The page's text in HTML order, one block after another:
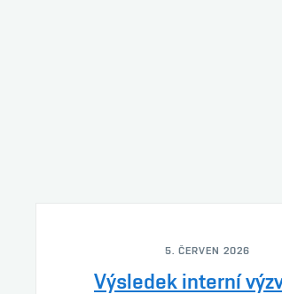
5. ČERVEN 2026
Výsledek interní